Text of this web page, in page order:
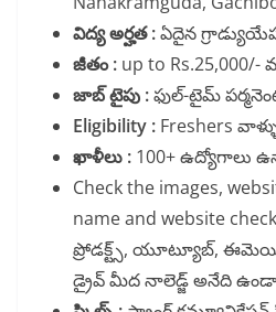
విద్య అర్హత :ఏదైన
జీతం : up to Rs.25,000/-
జాబ్ టైపు :ఫుల్-టైమ్
Eligibility : Freshers
ఖాళీలు : 100+ ఉద్యోగాలు
Check the images,
name and website
ప్రోడక్ట్స్, యూట్యూబ్,
డ్రైవ్ మీద నాలెడ్జ్ అనేది